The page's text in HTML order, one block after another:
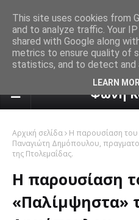
Φωνή
Αρχική σελίδα
Η παρουσίαση του
Παναγιώτη Δημόπουλου,
της Πτολεμαΐδας.
Η παρουσίαση
«Παλίμψηστα»
This site uses cookies from
and to analyze traffic. Your
shared with Google along
metrics to ensure quality of
statistics, and to detect and
LEARN